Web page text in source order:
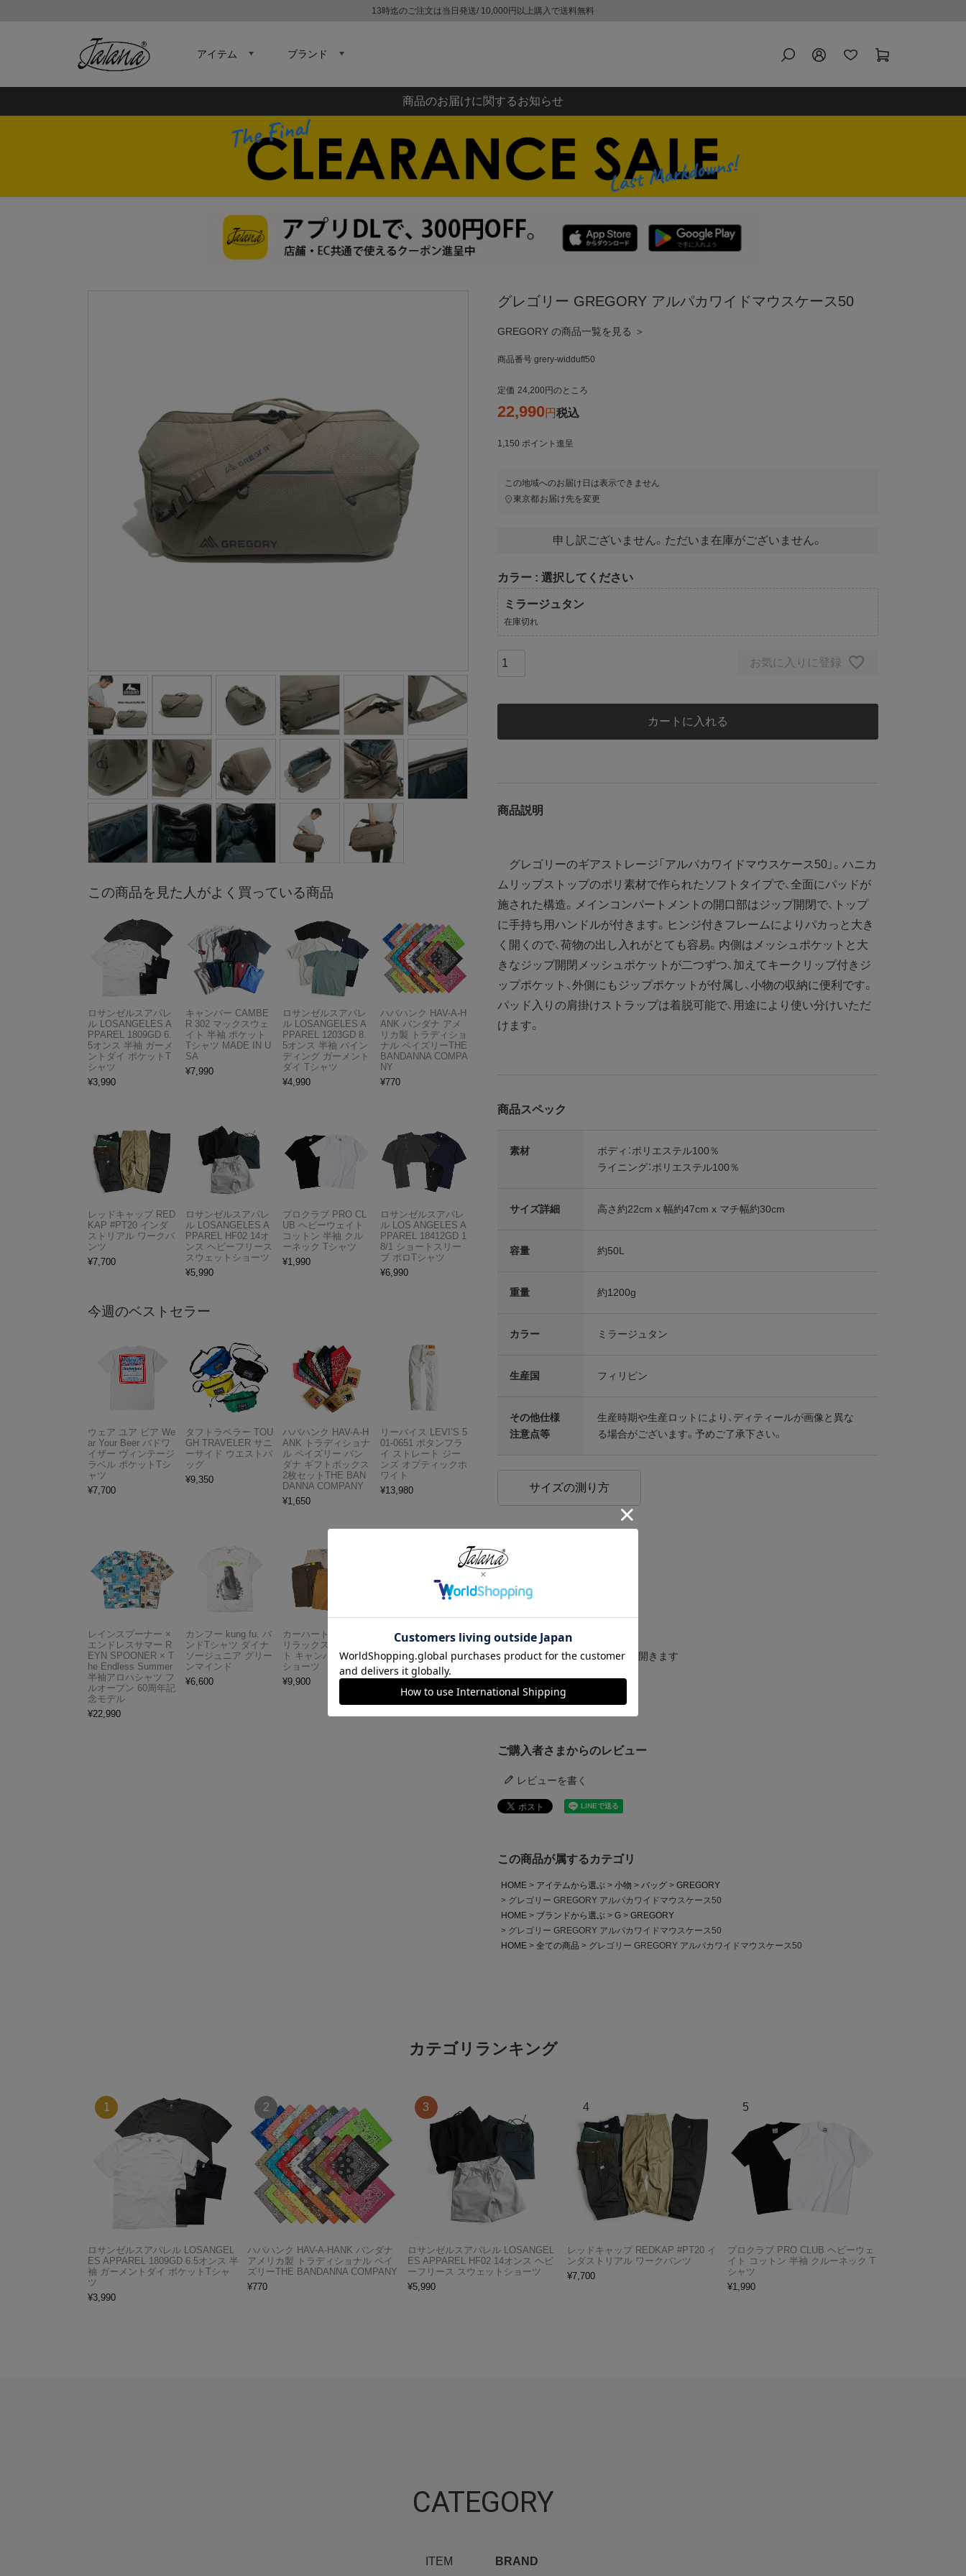
13時迄のご注文は当日発送/ 10,000円以上購入で送料無料
アイテム ブランド
商品のお届けに関するお知らせ
グレゴリー GREGORY アルパカワイドマウスケース50
GREGORY の商品一覧を見る ＞
商品番号 grery-widduff50
定価 24,200 のところ
22,990 税込
1,150 ポイント進呈
この地域へのお届け日は表示できません
東京都お届け先を変更
申し訳ございません。ただいま在庫がございません。
カラー 選択してください
ミラージュタン
在庫切れ
お気に入りに登録
カートに入れる
商品説明
グレゴリーのギアストレージ「アルパカワイドマウスケース50」。ハニカ
ムリップストップのポリ素材で作られたソフトタイプで、全面にパッドが
施された構造。メインコンパートメントの開口部はジップ開閉で、トップ
に手持ち用ハンドルが付きます。ヒンジ付きフレームによりパカっと大き
く開くので、荷物の出し入れがとても容易。内側はメッシュポケットと大
きなジップ開閉メッシュポケットが二つずつ、加えてキークリップ付きジ
ップポケット、外側にもジップポケットが付属し、小物の収納に便利です。
パッド入りの肩掛けストラップは着脱可能で、用途により使い分けいただ
けます。
商品スペック
素材
ボディ：ポリエステル100％
ライニング：ポリエステル100％
サイズ詳細 高さ約22cm x 幅約47cm x マチ幅約30cm
容量 約50L
重量 約1200g
カラー ミラージュタン
生産国 フィリピン
その他仕様
注意点等
生産時期や生産ロットにより、ディティールが画像と異な
る場合がございます。予めご了承下さい。
サイズの測り方
モデル着用他アイテム
クリックすると別ウインドウで開きます
ご利用ガイド
ご購入者さまからのレビュー
レビューを書く
この商品が属するカテゴリ
HOME アイテムから選ぶ 小物 バッグ
GREGORY
グレゴリー GREGORY アルパカワイドマウスケース50
HOME
ブランドから選ぶ G
GREGORY
グレゴリー GREGORY アルパカワイドマウスケース50
HOME
全ての商品 グレゴリー GREGORY アルパカワイドマウスケース50
この商品を見た人がよく買っている商品
ロサンゼルスアパレ
ル LOSANGELES A
PPAREL 1809GD 6.
5オンス 半袖 ガーメ
ントダイ ポケットT
シャツ
¥3,990
キャンバー CAMBE
R 302 マックスウェ
イト 半袖 ポケット
Tシャツ MADE IN U
SA
¥7,990
ロサンゼルスアパレ
ル LOSANGELES A
PPAREL 1203GD 8.
5オンス 半袖 バイン
ディング ガーメント
ダイ Tシャツ
¥4,990
ハバハンク HAV-A-H
ANK バンダナ アメ
リカ製 トラディショ
ナル ペイズリーTHE
BANDANNA COMPA
NY
¥770
レッドキャップ RED
KAP #PT20 インダ
ストリアル ワークパ
ンツ
¥7,700
ロサンゼルスアパレ
ル LOSANGELES A
PPAREL HF02 14オ
ンス ヘビーフリース
スウェットショーツ
¥5,990
プロクラブ PRO CL
UB ヘビーウェイト
コットン 半袖 クル
ーネック Tシャツ
¥1,990
ロサンゼルスアパレ
ル LOS ANGELES A
PPAREL 18412GD 1
8/1 ショートスリー
ブ ポロTシャツ
¥6,990
今週のベストセラー
ウェア ユア ビア We
ar Your Beer バドワ
イザー ヴィンテージ
ラベル ポケットTシ
ャツ
¥7,700
タフトラベラー TOU
GH TRAVELER サニ
ーサイド ウエストバ
ッグ
¥9,350
ハバハンク HAV-A-H
ANK トラディショナ
ル ペイズリー バン
ダナ ギフトボックス
2枚セットTHE BAN
DANNA COMPANY
¥1,650
リーバイス LEVI’S 5
01-0651 ボタンフラ
イ ストレート ジー
ンズ オプティックホ
ワイト
¥13,980
レインスプーナー ×
エンドレスサマー R
EYN SPOONER × T
he Endless Summer
半袖アロハシャツ フ
ルオープン 60周年記
念モデル
¥22,990
カンフー kung fu. バ
ンドTシャツ ダイナ
ソージュニア グリー
ンマインド
¥6,600
カーハート Carhartt
リラックスドフィッ
ト キャンバスワーク
ショーツ
¥9,900
アメリカンクラシッ
クス AMERICAN CL
ASSICS ムービーT
シャツ フォレストガ
ンプ ロゴ＆ベンチ
5,747
カテゴリランキング
ロサンゼルスアパレル LOSANGEL
ES APPAREL 1809GD 6.5オンス 半
袖 ガーメントダイ ポケットTシャ
ツ
¥3,990
ハバハンク HAV-A-HANK バンダナ
アメリカ製 トラディショナル ペイ
ズリーTHE BANDANNA COMPANY
¥770
ロサンゼルスアパレル LOSANGEL
ES APPAREL HF02 14オンス ヘビ
ーフリース スウェットショーツ
¥5,990
レッドキャップ REDKAP #PT20 イ
ンダストリアル ワークパンツ
¥7,700
プロクラブ PRO CLUB ヘビーウェ
イト コットン 半袖 クルーネック T
シャツ
¥1,990
CATEGORY
ITEM BRAND